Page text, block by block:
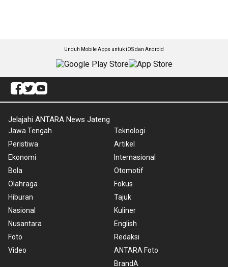
Unduh Mobile Apps untuk iOS dan Android
Jelajahi ANTARA News Jateng
Jawa Tengah
Peristiwa
Ekonomi
Bola
Olahraga
Hiburan
Nasional
Nusantara
Foto
Video
Teknologi
Artikel
Internasional
Otomotif
Fokus
Tajuk
Kuliner
English
Redaksi
ANTARA Foto
BrandA